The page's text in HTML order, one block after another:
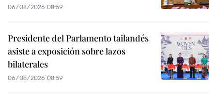
06/08/2026 08:59
Presidente del Parlamento tailandés
asiste a exposición sobre lazos
bilaterales
06/08/2026 08:59